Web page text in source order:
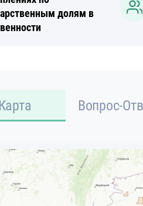
долям в
Карта Вопрос-